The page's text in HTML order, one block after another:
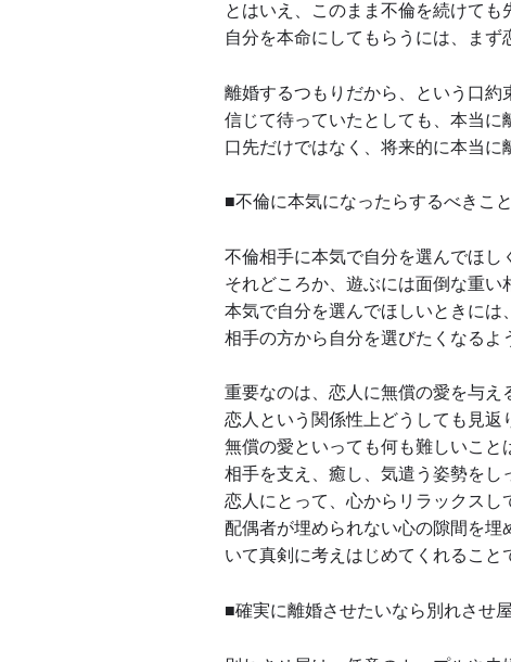
とはいえ、このまま不倫を続けても
自分を本命にしてもらうには、まず
離婚するつもりだから、という口約
信じて待っていたとしても、本当に
口先だけではなく、将来的に本当に
■不倫に本気になったらするべきこと
不倫相手に本気で自分を選んでほし
それどころか、遊ぶには面倒な重い
本気で自分を選んでほしいときには
相手の方から自分を選びたくなるよ
重要なのは、恋人に無償の愛を与え
恋人という関係性上どうしても見返
無償の愛といっても何も難しいこと
相手を支え、癒し、気遣う姿勢をし
恋人にとって、心からリラックスし
配偶者が埋められない心の隙間を
いて真剣に考えはじめてくれること
■確実に離婚させたいなら別れさせ